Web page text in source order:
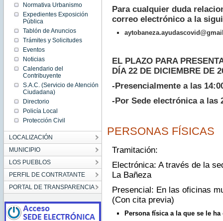
Normativa Urbanismo
Expedientes Exposición
Pública
Tablón de Anuncios
Trámites y Solicitudes
Eventos
Noticias
Calendario del
Contribuyente
S.A.C. (Servicio de Atención
Ciudadana)
Directorio
Policía Local
Protección Civil
LOCALIZACIÓN
MUNICIPIO
LOS PUEBLOS
PERFIL DE CONTRATANTE
PORTAL DE TRANSPARENCIA
Para cualquier duda
correo electrónico a la
EL PLAZO PARA
DÍA 22 DE DICIEMBRE DE
-Presencialmente a las
-Por Sede electrónica a las
PERSONAS FÍSICAS
Tramitación:
Electrónica: A través de la
La Bañeza
Presencial: En las oficinas
(Con cita previa)
Persona física a la que se le